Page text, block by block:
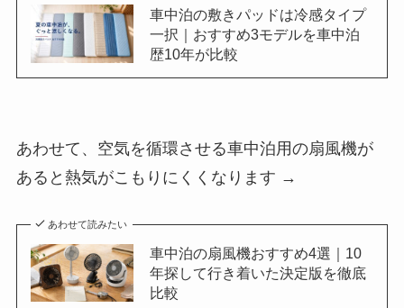
車中泊の敷きパッドは冷感タイプ
一択｜おすすめ3モデルを車中泊
歴10年が比較
あわせて、空気を循環させる車中泊用の扇風機が
あると熱気がこもりにくくなります →
あわせて読みたい
車中泊の扇風機おすすめ4選｜10
年探して行き着いた決定版を徹底
比較